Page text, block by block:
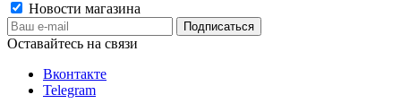
Новости магазина
Оставайтесь на связи
Вконтакте
Telegram